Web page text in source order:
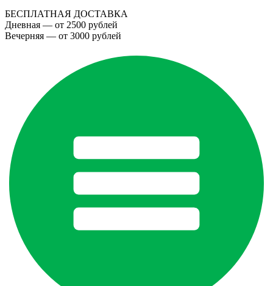
БЕСПЛАТНАЯ ДОСТАВКА
Дневная — от 2500 рублей
Вечерняя — от 3000 рублей